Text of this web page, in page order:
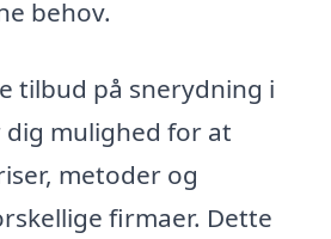
behov.
tilbud på snerydning i
dig mulighed for at
metoder og
firmaer. Dette